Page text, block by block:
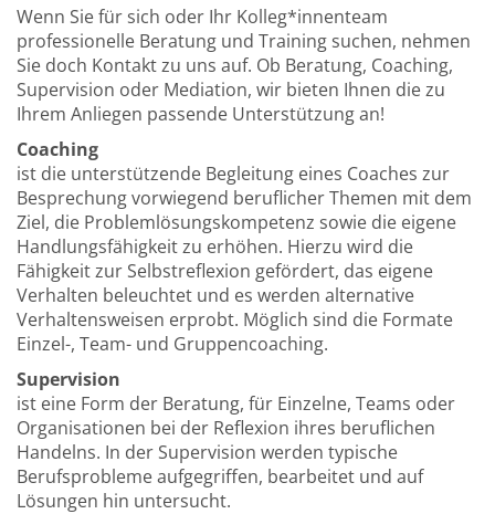
Wenn Sie für sich oder Ihr Kolleg*innenteam
professionelle Beratung und Training suchen, nehmen
Sie doch Kontakt zu uns auf. Ob Beratung, Coaching,
Supervision oder Mediation, wir bieten Ihnen die zu
Ihrem Anliegen passende Unterstützung an!
Coaching
ist die unterstützende Begleitung eines Coaches zur
Besprechung vorwiegend beruflicher Themen mit dem
Ziel, die Problemlösungskompetenz sowie die eigene
Handlungsfähigkeit zu erhöhen. Hierzu wird die
Fähigkeit zur Selbstreflexion gefördert, das eigene
Verhalten beleuchtet und es werden alternative
Verhaltensweisen erprobt. Möglich sind die Formate
Einzel-, Team- und Gruppencoaching.
Supervision
ist eine Form der Beratung, für Einzelne, Teams oder
Organisationen bei der Reflexion ihres beruflichen
Handelns. In der Supervision werden typische
Berufsprobleme aufgegriffen, bearbeitet und auf
Lösungen hin untersucht.